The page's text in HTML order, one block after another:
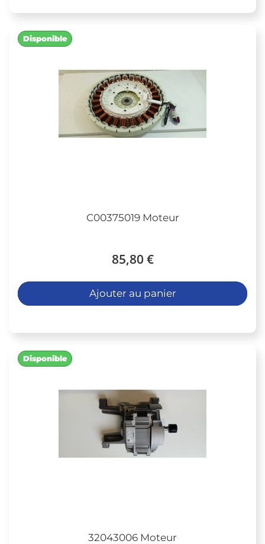
C00375019 Moteur
85,80 €
Disponible
Ajouter au panier
32043006 Moteur
Disponible